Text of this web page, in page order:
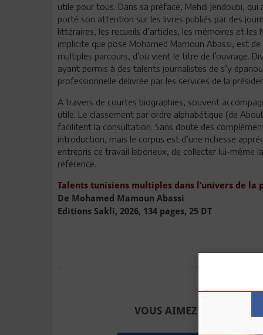
utile pour tous. Dans sa préface, Mehdi Jendoubi,
porté son attention sur les livres publiés par des
littéraires, les recueils d’articles, les mémoires et
implicite que pose Mohamed Mamoun Abassi, est
multiples parcours, d’où vient le titre de l’ouvrage.
ayant permis à des talents journalistes de s’y
professionnelle délivrée par les services de la
A travers de courtes biographies, souvent
utile. Le classement par ordre alphabétique (de
facilitent la consultation. Sans doute des
introduction, mais le corpus est d’une richesse
entrepris ce travail laborieux, de collecter lui-même
référence.
Talents tunisiens multiples dans l’univers de la
De Mohamed Mamoun Abassi
Editions Sakli, 2026, 134 pages, 25 DT
VOUS AIMEZ CET